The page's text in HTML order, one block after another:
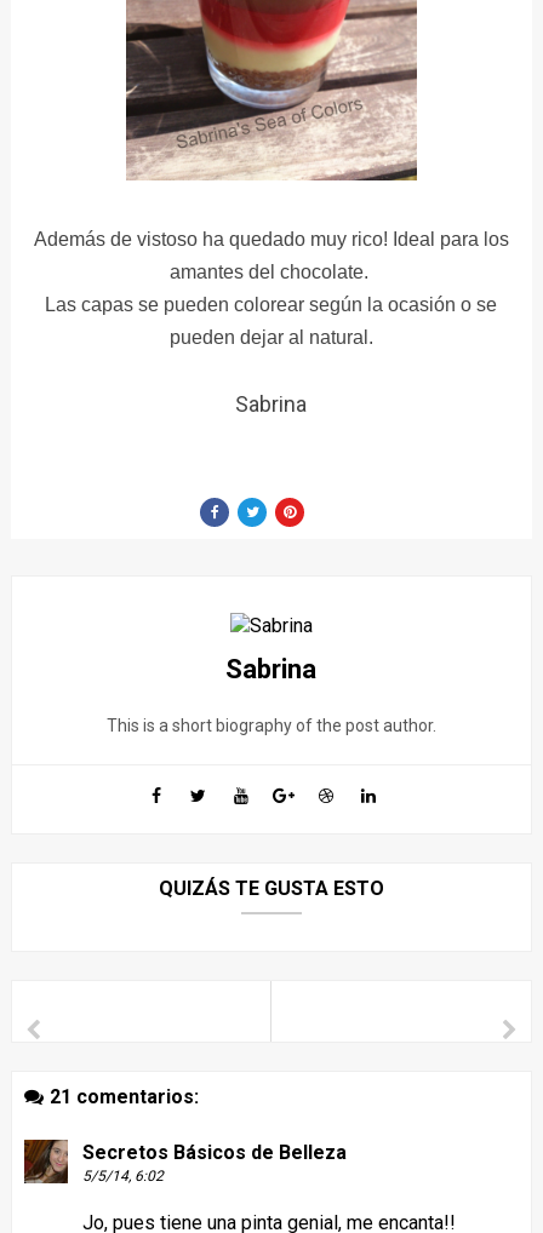
Además de vistoso ha quedado muy rico! Ideal para los
amantes del chocolate.
Las capas se pueden colorear según la ocasión o se
pueden dejar al natural.
Sabrina
Sabrina
This is a short biography of the post author.
QUIZÁS TE GUSTA ESTO
21 comentarios:
Secretos Básicos de Belleza
5/5/14, 6:02
Jo, pues tiene una pinta genial, me encanta!!